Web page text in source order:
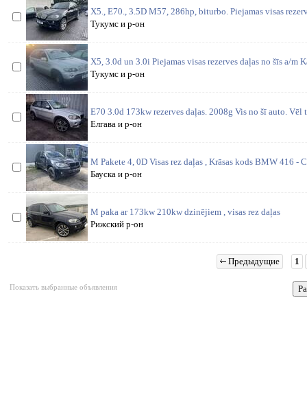
X5., E70., 3.5D M57, 286hp, biturbo. Piejamas visas
Тукумс и р-он
X5, 3.0d un 3.0i Piejamas visas rezerves daļas no šīs a/m
Тукумс и р-он
E70 3.0d 173kw rezerves daļas. 2008g Vis no šī auto. Vēl
Елгава и р-он
M Pakete 4, 0D Visas rez daļas , Krāsas kods BMW 416 -
Бауска и р-он
M paka ar 173kw 210kw dzinējiem , visas rez daļas
Рижский р-он
Предыдущие 1
Показать выбранные объявления